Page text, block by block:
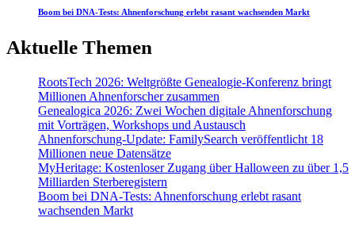
Boom bei DNA-Tests: Ahnenforschung erlebt rasant wachsenden Markt
Aktuelle Themen
RootsTech 2026: Weltgrößte Genealogie-Konferenz bringt
Millionen Ahnenforscher zusammen
Genealogica 2026: Zwei Wochen digitale Ahnenforschung
mit Vorträgen, Workshops und Austausch
Ahnenforschung-Update: FamilySearch veröffentlicht 18
Millionen neue Datensätze
MyHeritage: Kostenloser Zugang über Halloween zu über 1,5
Milliarden Sterberegistern
Boom bei DNA-Tests: Ahnenforschung erlebt rasant
wachsenden Markt